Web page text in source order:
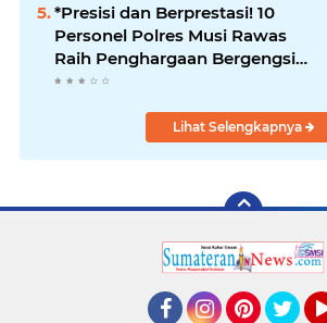
*Presisi dan Berprestasi! 10
Personel Polres Musi Rawas
Raih Penghargaan Bergengsi
dari Kapolda Sumsel*
Lihat Selengkapnya